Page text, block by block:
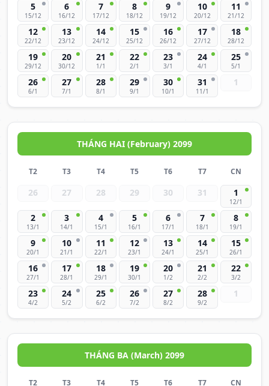
5
15/12
6
16/12
7
17/12
8
18/12
9
19/12
10
20/12
11
21/12
12
22/12
13
23/12
14
24/12
15
25/12
16
26/12
17
27/12
18
28/12
19
29/12
20
30/12
21
1/1
22
2/1
23
3/1
24
4/1
25
5/1
26
6/1
27
7/1
28
8/1
29
9/1
30
10/1
31
11/1
1
THÁNG HAI (February) 2099
T2 T3 T4 T5 T6 T7 CN
26 27 28 29 30 31 1
12/1
2
13/1
3
14/1
4
15/1
5
16/1
6
17/1
7
18/1
8
19/1
9
20/1
10
21/1
11
22/1
12
23/1
13
24/1
14
25/1
15
26/1
16
27/1
17
28/1
18
29/1
19
30/1
20
1/2
21
2/2
22
3/2
23
4/2
24
5/2
25
6/2
26
7/2
27
8/2
28
9/2
1
THÁNG BA (March) 2099
T2 T3 T4 T5 T6 T7 CN